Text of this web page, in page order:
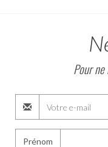
Pour ne
Prénom